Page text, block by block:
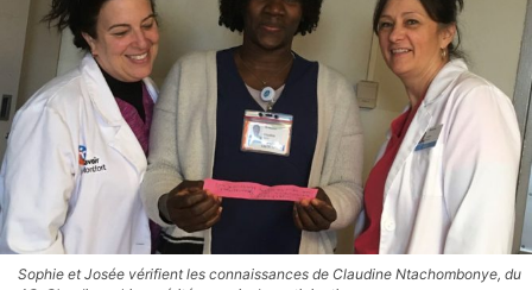
Sophie et Josée vérifient les connaissances de Claudine Ntachombonye, du